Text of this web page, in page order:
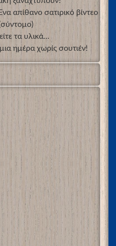
σατιρικό βίντεο
τα υλικά…
ημέρα χωρίς σουτιέν!